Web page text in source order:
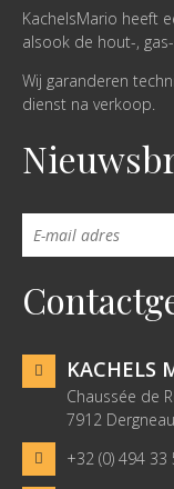
KachelsMario heeft
alsook de hout-,
Wij garanderen
dienst na verkoop.
KACHELS
Chaussée de
7912 Dergneau
+32 (0) 494 33